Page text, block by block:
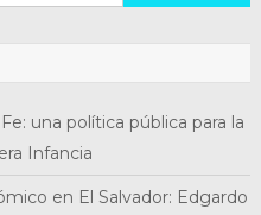
una política pública para la
Infancia
en El Salvador: Edgardo